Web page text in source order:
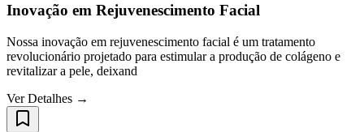
Inovação em Rejuvenescimento Facial
Nossa inovação em rejuvenescimento facial é um tratamento
revolucionário projetado para estimular a produção de colágeno e
revitalizar a pele, deixand
Ver Detalhes →